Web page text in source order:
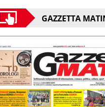
GAZZETTA